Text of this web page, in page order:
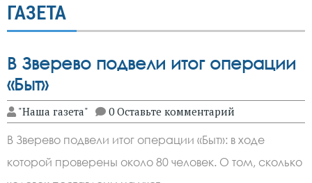
ГАЗЕТА
В Зверево подвели итог операции
«Быт»
"Наша газета" 0 Оставьте комментарий
В Зверево подвели итог операции «Быт»: в ходе
которой проверены около 80 человек. О том, сколько